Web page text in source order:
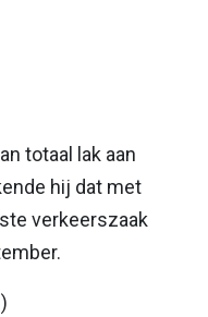
totaal lak aan
hij dat met
verkeerszaak